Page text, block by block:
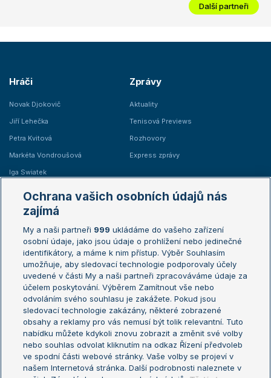
Další partneři
Hráči
Novak Djokovič
Jiří Lehečka
Petra Kvitová
Markéta Vondroušová
Iga Swiatek
Zprávy
Aktuality
Tenisová Previews
Rozhovory
Express zprávy
Žebříčky
Žebříček ATP (muži)
Žebříček WTA (ženy)
Sázkařský žebříček
Australian Open
French Open
Wimbledon
US Open
Turnaj mistrů
Turnaj mistryň
Aktualní trendy
Fotbalové přestupy
Livesport Daily
Ochrana vašich osobních údajů nás
zajímá
My a naši partneři 999 ukládáme do vašeho zařízení
osobní údaje, jako jsou údaje o prohlížení nebo jedinečné
identifikátory, a máme k nim přístup. Výběr Souhlasím
umožňuje, aby sledovací technologie podporovaly účely
uvedené v části My a naši partneři zpracováváme údaje za
účelem poskytování. Výběrem Zamítnout vše nebo
odvoláním svého souhlasu je zakážete. Pokud jsou
sledovací technologie zakázány, některé zobrazené
obsahy a reklamy pro vás nemusí být tolik relevantní. Tuto
nabídku můžete kdykoli znovu zobrazit a změnit své volby
nebo souhlas odvolat kliknutím na odkaz Řízení předvoleb
ve spodní části webové stránky. Vaše volby se projeví v
našem Internetová stránka. Další podrobnosti naleznete v